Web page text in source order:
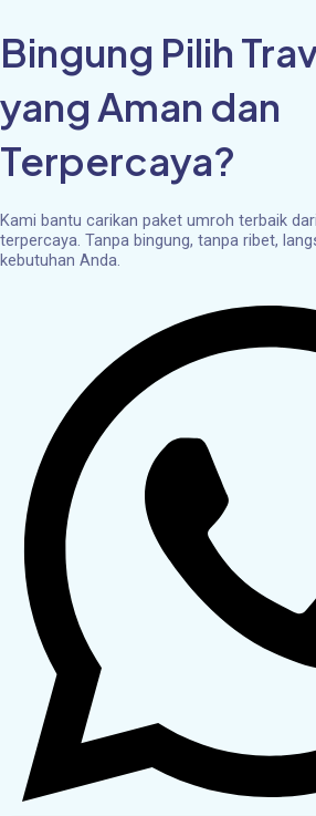
content
Bingung Pilih
yang Aman dan
Terpercaya?
Kami bantu carikan paket umroh terbaik
terpercaya. Tanpa bingung, tanpa ribet,
kebutuhan Anda.